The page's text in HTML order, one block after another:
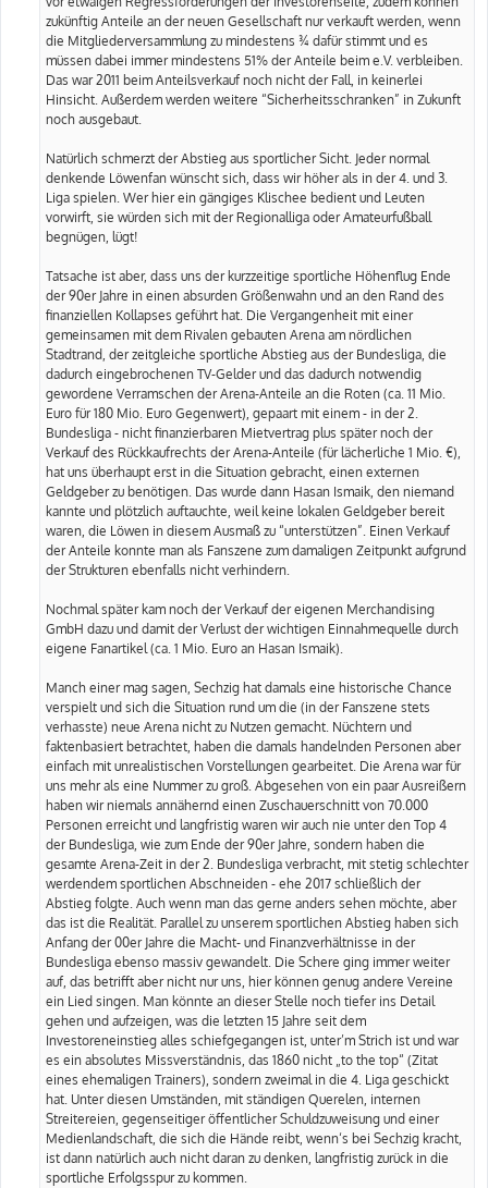
zukünftig Anteile an der neuen Gesellschaft nur verkauft werden, wenn
die Mitgliederversammlung zu mindestens ¾ dafür stimmt und es
müssen dabei immer mindestens 51% der Anteile beim e.V. verbleiben.
Das war 2011 beim Anteilsverkauf noch nicht der Fall, in keinerlei
Hinsicht. Außerdem werden weitere “Sicherheitsschranken” in Zukunft
noch ausgebaut.
Natürlich schmerzt der Abstieg aus sportlicher Sicht. Jeder normal
denkende Löwenfan wünscht sich, dass wir höher als in der 4. und 3.
Liga spielen. Wer hier ein gängiges Klischee bedient und Leuten
vorwirft, sie würden sich mit der Regionalliga oder Amateurfußball
begnügen, lügt!
Tatsache ist aber, dass uns der kurzzeitige sportliche Höhenflug Ende
der 90er Jahre in einen absurden Größenwahn und an den Rand des
finanziellen Kollapses geführt hat. Die Vergangenheit mit einer
gemeinsamen mit dem Rivalen gebauten Arena am nördlichen
Stadtrand, der zeitgleiche sportliche Abstieg aus der Bundesliga, die
dadurch eingebrochenen TV-Gelder und das dadurch notwendig
gewordene Verramschen der Arena-Anteile an die Roten (ca. 11 Mio.
Euro für 180 Mio. Euro Gegenwert), gepaart mit einem - in der 2.
Bundesliga - nicht finanzierbaren Mietvertrag plus später noch der
Verkauf des Rückkaufrechts der Arena-Anteile (für lächerliche 1 Mio. €),
hat uns überhaupt erst in die Situation gebracht, einen externen
Geldgeber zu benötigen. Das wurde dann Hasan Ismaik, den niemand
kannte und plötzlich auftauchte, weil keine lokalen Geldgeber bereit
waren, die Löwen in diesem Ausmaß zu “unterstützen”. Einen Verkauf
der Anteile konnte man als Fanszene zum damaligen Zeitpunkt aufgrund
der Strukturen ebenfalls nicht verhindern.
Nochmal später kam noch der Verkauf der eigenen Merchandising
GmbH dazu und damit der Verlust der wichtigen Einnahmequelle durch
eigene Fanartikel (ca. 1 Mio. Euro an Hasan Ismaik).
Manch einer mag sagen, Sechzig hat damals eine historische Chance
verspielt und sich die Situation rund um die (in der Fanszene stets
verhasste) neue Arena nicht zu Nutzen gemacht. Nüchtern und
faktenbasiert betrachtet, haben die damals handelnden Personen aber
einfach mit unrealistischen Vorstellungen gearbeitet. Die Arena war für
uns mehr als eine Nummer zu groß. Abgesehen von ein paar Ausreißern
haben wir niemals annähernd einen Zuschauerschnitt von 70.000
Personen erreicht und langfristig waren wir auch nie unter den Top 4
der Bundesliga, wie zum Ende der 90er Jahre, sondern haben die
gesamte Arena-Zeit in der 2. Bundesliga verbracht, mit stetig schlechter
werdendem sportlichen Abschneiden - ehe 2017 schließlich der
Abstieg folgte. Auch wenn man das gerne anders sehen möchte, aber
das ist die Realität. Parallel zu unserem sportlichen Abstieg haben sich
Anfang der 00er Jahre die Macht- und Finanzverhältnisse in der
Bundesliga ebenso massiv gewandelt. Die Schere ging immer weiter
auf, das betrifft aber nicht nur uns, hier können genug andere Vereine
ein Lied singen. Man könnte an dieser Stelle noch tiefer ins Detail
gehen und aufzeigen, was die letzten 15 Jahre seit dem
Investoreneinstieg alles schiefgegangen ist, unter’m Strich ist und war
es ein absolutes Missverständnis, das 1860 nicht „to the top“ (Zitat
eines ehemaligen Trainers), sondern zweimal in die 4. Liga geschickt
hat. Unter diesen Umständen, mit ständigen Querelen, internen
Streitereien, gegenseitiger öffentlicher Schuldzuweisung und einer
Medienlandschaft, die sich die Hände reibt, wenn‘s bei Sechzig kracht,
ist dann natürlich auch nicht daran zu denken, langfristig zurück in die
sportliche Erfolgsspur zu kommen.